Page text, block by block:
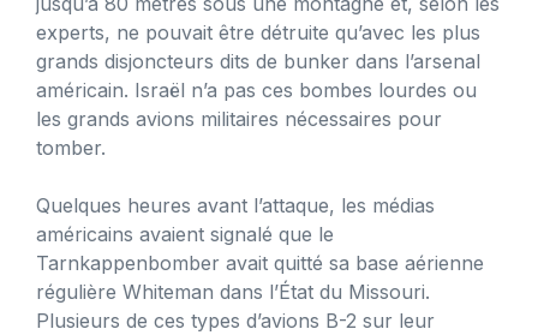
experts, ne pouvait être détruite qu’avec les plus
grands disjoncteurs dits de bunker dans l’arsenal
américain. Israël n’a pas ces bombes lourdes ou
les grands avions militaires nécessaires pour
tomber.
Quelques heures avant l’attaque, les médias
américains avaient signalé que le
Tarnkappenbomber avait quitté sa base aérienne
régulière Whiteman dans l’État du Missouri.
Plusieurs de ces types d’avions B-2 sur leur